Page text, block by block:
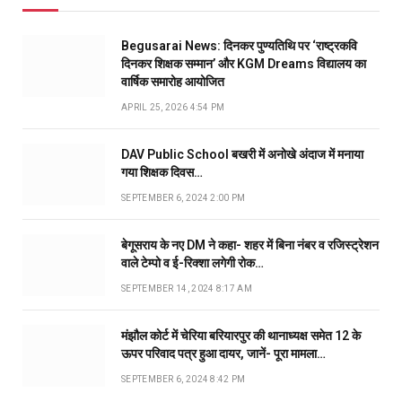
Begusarai News: दिनकर पुण्यतिथि पर ‘राष्ट्रकवि
दिनकर शिक्षक सम्मान’ और KGM Dreams विद्यालय का
वार्षिक समारोह आयोजित
APRIL 25, 2026 4:54 PM
DAV Public School बखरी में अनोखे अंदाज में मनाया
गया शिक्षक दिवस…
SEPTEMBER 6, 2024 2:00 PM
बेगूसराय के नए DM ने कहा- शहर में बिना नंबर व रजिस्ट्रेशन
वाले टेम्पो व ई-रिक्शा लगेगी रोक…
SEPTEMBER 14, 2024 8:17 AM
मंझौल कोर्ट में चेरिया बरियारपुर की थानाध्यक्ष समेत 12 के
ऊपर परिवाद पत्र हुआ दायर, जानें- पूरा मामला…
SEPTEMBER 6, 2024 8:42 PM